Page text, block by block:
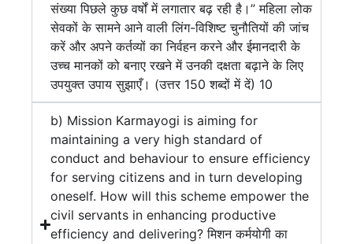
संख्या पिछले कुछ वर्षों में लगातार बढ़ रही है।” महिला लोक
सेवकों के सामने आने वाली लिंग-विशिष्ट चुनौतियों की जांच
करें और अपने कर्तव्यों का निर्वहन करने और ईमानदारी के
उच्च मानकों को बनाए रखने में उनकी दक्षता बढ़ाने के लिए
उपयुक्त उपाय सुझाएँ। (उत्तर 150 शब्दों में दें) 10
b) Mission Karmayogi is aiming for
maintaining a very high standard of
conduct and behaviour to ensure efficiency
for serving citizens and in turn developing
oneself. How will this scheme empower the
civil servants in enhancing productive
efficiency and delivering? मिशन कर्मयोगी का